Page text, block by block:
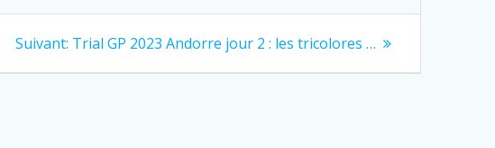
Suivant: Trial GP 2023 Andorre jour 2 : les tricolores …